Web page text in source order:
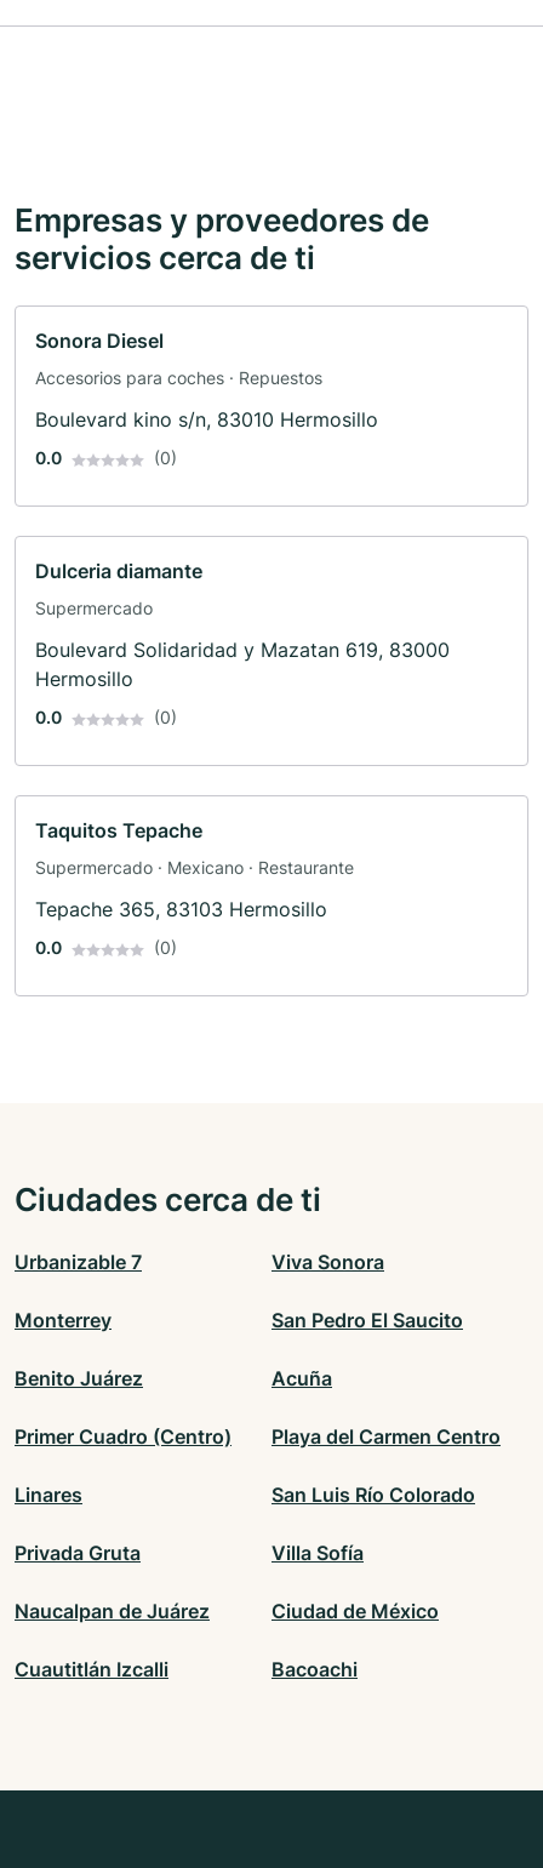
Empresas y proveedores de
servicios cerca de ti
Sonora Diesel
Accesorios para coches · Repuestos
Boulevard kino s/n, 83010 Hermosillo
0.0 (0)
Dulceria diamante
Supermercado
Boulevard Solidaridad y Mazatan 619, 83000
Hermosillo
0.0 (0)
Taquitos Tepache
Supermercado · Mexicano · Restaurante
Tepache 365, 83103 Hermosillo
0.0 (0)
Ciudades cerca de ti
Urbanizable 7 Viva Sonora
Monterrey San Pedro El Saucito
Benito Juárez Acuña
Primer Cuadro (Centro) Playa del Carmen Centro
Linares San Luis Río Colorado
Privada Gruta Villa Sofía
Naucalpan de Juárez Ciudad de México
Cuautitlán Izcalli Bacoachi